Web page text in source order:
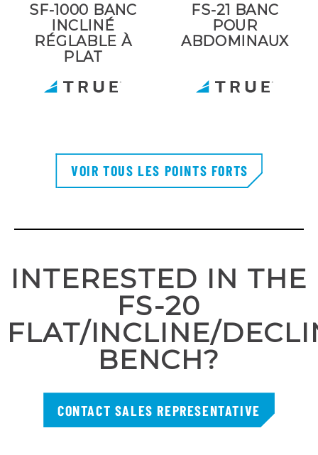
SF-1000 BANC
INCLINÉ
RÉGLABLE À
PLAT
FS-21 BANC
POUR
ABDOMINAUX
VOIR TOUS LES POINTS FORTS
INTERESTED IN THE
FS-20
FLAT/INCLINE/
BENCH?
CONTACT SALES REPRESENTATIVE